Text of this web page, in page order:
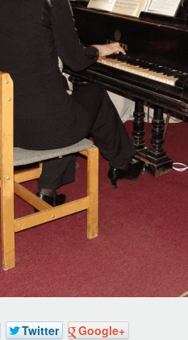
Twitter Google+